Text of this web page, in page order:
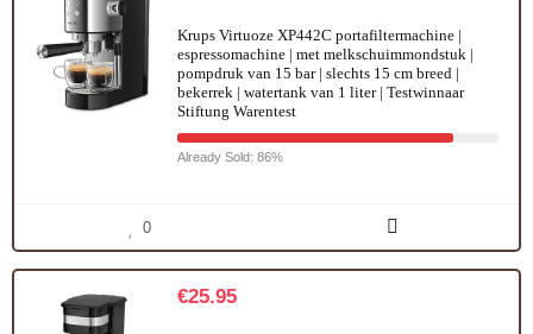
Krups Virtuoze XP442C portafiltermachine |
espressomachine | met melkschuimmondstuk |
pompdruk van 15 bar | slechts 15 cm breed |
bekerrek | watertank van 1 liter | Testwinnaar
Stiftung Warentest
Already Sold: 86%
0
€25.95